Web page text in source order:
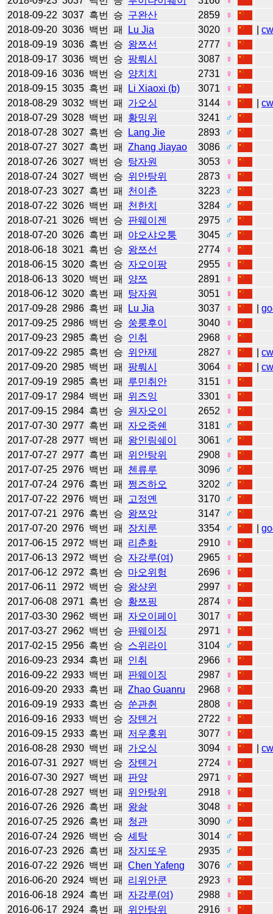
2018-09-22 3037 흑번 승 구완산 2859
♀
2018-09-20 3036 백번 패 Lu Jia 3020 ♀ |
2018-09-19 3036 흑번 승 왕쯔선 2777
♀
2018-09-17 3036 백번 승 팡뤄시 3087
♀
2018-09-16 3036 백번 승 양치치 2731
♀
2018-09-15 3035 흑번 패 Li Xiaoxi (b) 3071
♀
2018-08-29 3032 백번 패 가오싱 3144 ♀ |
2018-07-29 3028 백번 패 황밍위 3241
♂
2018-07-28 3027 흑번 승 Lang Jie 2893
♂
2018-07-27 3027 흑번 패 Zhang Jiayao 3086
♂
2018-07-26 3027 백번 승 탕자원 3053
♀
2018-07-24 3027 백번 승 위안탕위 2873
♀
2018-07-23 3027 흑번 패 천이춘 3223
♂
2018-07-22 3026 백번 패 천한치 3284
♂
2018-07-21 3026 백번 승 판웨이젠 2975
♂
2018-07-20 3026 흑번 패 야오샤오퉁 3045
♂
2018-06-18 3021 흑번 승 왕쯔선 2774
♀
2018-06-15 3020 흑번 승 자오이팡 2955
♀
2018-06-13 3020 백번 패 양쯔 2891
♀
2018-06-12 3020 흑번 패 탕자원 3051
♀
2017-09-28 2986 흑번 패 Lu Jia 3037 ♀ |
2017-09-25 2986 백번 승 쑹룽후이 3040
♀
2017-09-23 2985 흑번 승 인취 2968
♀
2017-09-22 2985 흑번 승 위안제 2827 ♀ |
2017-09-20 2985 백번 패 팡뤄시 3064 ♀ |
2017-09-19 2985 흑번 패 루민취안 3151
♀
2017-09-17 2984 백번 패 위즈잉 3301
♀
2017-09-15 2984 흑번 승 원자오이 2652
♀
2017-07-30 2977 흑번 패 자오중쉔 3181
♂
2017-07-28 2977 백번 패 왕인링쉐이 3061
♂
2017-07-27 2977 흑번 패 위안탕위 2908
♀
2017-07-25 2976 백번 패 첸류루 3096
♂
2017-07-24 2976 흑번 패 쩡즈하오 3202
♂
2017-07-22 2976 백번 패 고정옌 3170
♂
2017-07-21 2976 흑번 승 왕쯔앙 3147
♂
2017-07-20 2976 백번 패 장치룬 3354 ♂ |
2017-06-15 2972 백번 패 리춘화 2910
♀
2017-06-13 2972 백번 승 자강루(여) 2965
♀
2017-06-12 2972 흑번 승 마오위헝 2696
♀
2017-06-11
2972 백번 승 왕샹윈 2997
♀
2017-06-08 2971 흑번 승 황쯔핑 2874
♀
2017-03-30 2962 백번 패 자오이페이 3017
♀
2017-03-27 2962 백번 승 판웨이징 2971
♀
2017-02-15 2956 흑번 승 스위라이 3104
♂
2016-09-23 2934 흑번 패 인취 2966
♀
2016-09-22 2933 백번 패 판웨이징 2987
♀
2016-09-20 2933 흑번 패 Zhao Guanru 2968
♀
2016-09-19 2933 흑번 승 쑨관췬 2808
♀
2016-09-16 2933 백번 승 장톈거 2722
♀
2016-09-15 2933 흑번 패 저우훙위 3077
♀
2016-08-28 2930 백번 패 가오싱 3094 ♀ |
2016-07-31 2927 백번 승 장톈거 2724
♀
2016-07-30 2927 백번 패 판양 2971
♀
2016-07-28 2927 백번 패 위안탕위 2918
♀
2016-07-26 2926 흑번 패 왕솽 3048
♀
2016-07-25 2926 흑번 패 청관 3090
♂
2016-07-24 2926 백번 승 셰탕 3014
♂
2016-07-23 2926 흑번 패 장지또우 2935
♂
2016-07-22 2926 백번 패 Chen Yafeng 3076
♂
2016-06-20 2924 백번 패 리위안쿤 2923
♀
2016-06-18 2924 흑번 패 자강루(여) 2988
♀
2016-06-17 2924 흑번 패 위안탕위 2916 ♀